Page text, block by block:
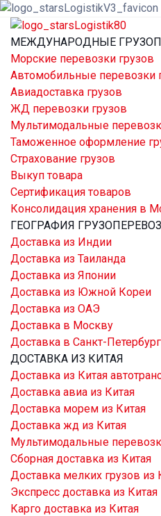
МЕЖДУНАРОДНЫЕ
Морские перевозки грузов
Автомобильные перевозки
Авиадоставка грузов
ЖД перевозки грузов
Мультимодальные
Таможенное оформление
Страхование грузов
Выкуп товара
Сертификация товаров
Консолидация хранения в
ГЕОГРАФИЯ
Доставка из Индии
Доставка из Таиланда
Доставка из Японии
Доставка из Южной Кореи
Доставка из ОАЭ
Доставка в Москву
Доставка в Санкт-Петербург
ДОСТАВКА ИЗ КИТАЯ
Доставка из Китая
Доставка авиа из Китая
Доставка морем из Китая
Доставка жд из Китая
Мультимодальные
Сборная доставка из Китая
Доставка мелких грузов из
Экспресс доставка из Китая
Карго доставка из Китая